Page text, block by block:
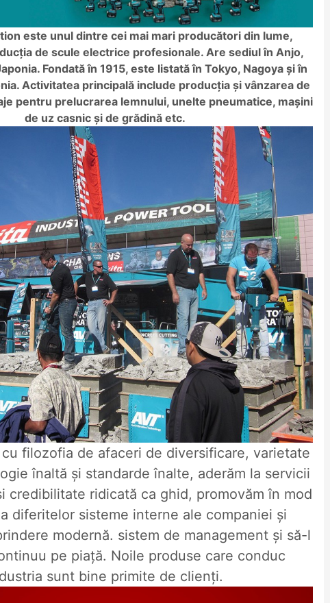
este unul dintre cei mai mari producători din lume,
de scule electrice profesionale. Are sediul în Anjo,
Fondată în 1915, este listată în Tokyo, Nagoya și în
Activitatea principală include producția și vânzarea de
pentru prelucrarea lemnului, unelte pneumatice, mașini
de uz casnic și de grădină etc.
filozofia de afaceri de diversificare, varietate
înaltă și standarde înalte, aderăm la servicii
credibilitate ridicată ca ghid, promovăm în mod
diferitelor sisteme interne ale companiei și
modernă. sistem de management și să-l
pe piață. Noile produse care conduc
sunt bine primite de clienți.